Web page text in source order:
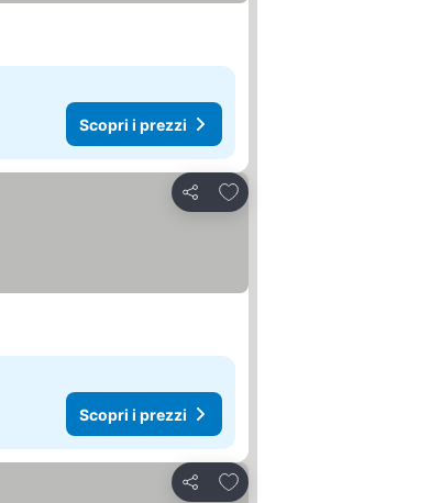
Scopri i prezzi
Condividi
Aggiungi ai preferiti
Scopri i prezzi
Condividi
Aggiungi ai preferiti